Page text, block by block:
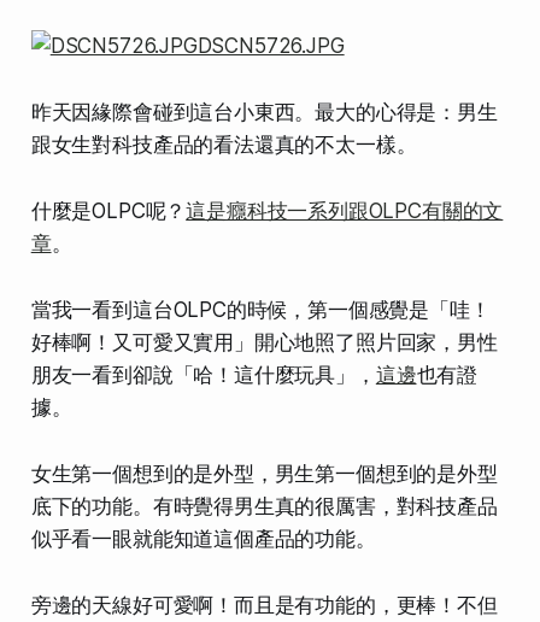
昨天因緣際會碰到這台小東西。最大的心得是：男生
跟女生對科技產品的看法還真的不太一樣。
什麼是OLPC呢？這是癮科技一系列跟OLPC有關的文
章。
當我一看到這台OLPC的時候，第一個感覺是「哇！
好棒啊！又可愛又實用」開心地照了照片回家，男性
朋友一看到卻說「哈！這什麼玩具」， 這邊也有證
據。
女生第一個想到的是外型，男生第一個想到的是外型
底下的功能。有時覺得男生真的很厲害，對科技產品
似乎看一眼就能知道這個產品的功能。
旁邊的天線好可愛啊！而且是有功能的，更棒！不但